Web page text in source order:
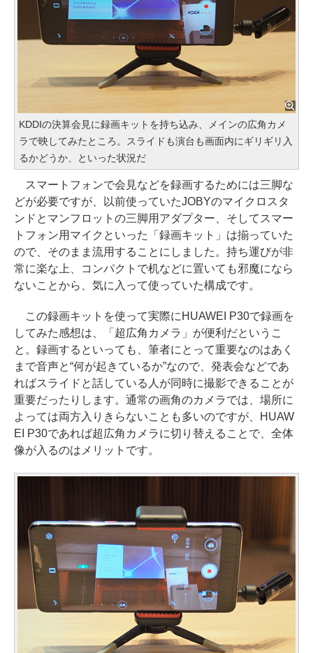
KDDIの決算会見に録画キットを持ち込み、メインの広角カメ
ラで映してみたところ。スライドも演台も画面内にギリギリ入
るかどうか、といった状況だ
スマートフォンで会見などを録画するためには三脚な
どが必要ですが、以前使っていたJOBYのマイクロスタ
ンドとマンフロットの三脚用アダプター、そしてスマー
トフォン用マイクといった「録画キット」は揃っていた
ので、そのまま流用することにしました。持ち運びが非
常に楽な上、コンパクトで机などに置いても邪魔になら
ないことから、気に入って使っていた構成です。
この録画キットを使って実際にHUAWEI P30で録画を
してみた感想は、「超広角カメラ」が便利だというこ
と。録画するといっても、筆者にとって重要なのはあく
まで音声と“何が起きているか”なので、発表会などであ
ればスライドと話している人が同時に撮影できることが
重要だったりします。通常の画角のカメラでは、場所に
よっては両方入りきらないことも多いのですが、HUAW
EI P30であれば超広角カメラに切り替えることで、全体
像が入るのはメリットです。